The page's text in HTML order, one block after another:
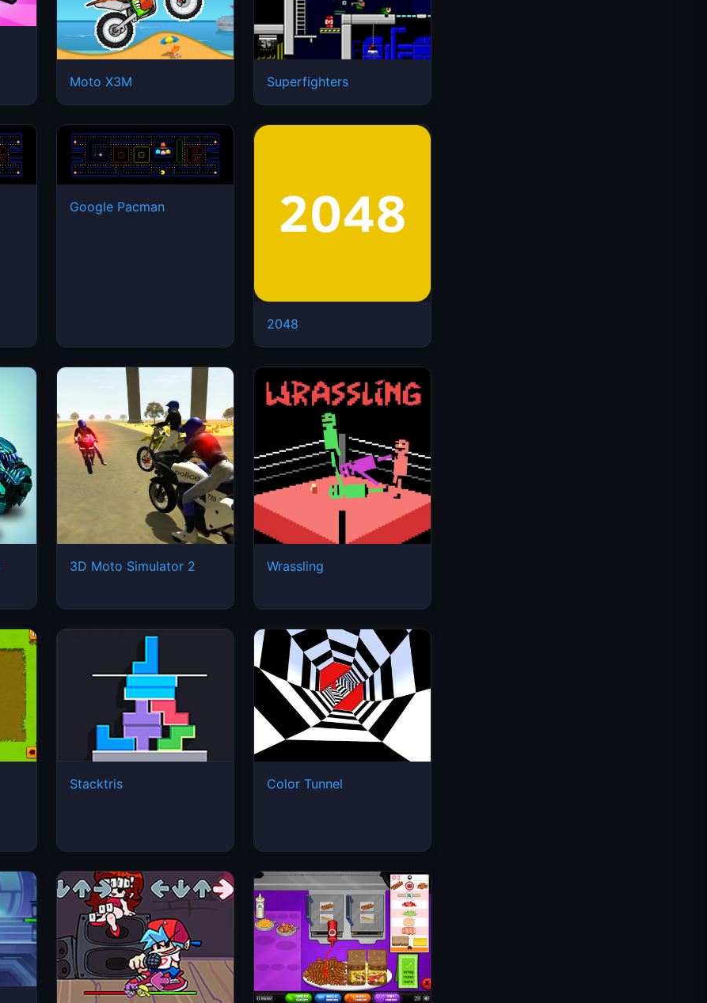
Moto X3M Superfighters
Google Pacman
2048
3D Moto Simulator 2 Wrassling
Stacktris Color Tunnel